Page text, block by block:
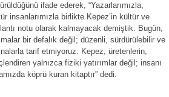
ifade ederek, “Yazarlarımızla,
insanlarımızla birlikte Kepez’in kültür ve
notu olarak kalmayacak demiştik. Bugün,
bir defalık değil; düzenli, sürdürülebilir ve
tarif etmiyoruz. Kepez; üretenlerin,
yalnızca fiziki yatırımlar değil; insanı
köprü kuran kitaptır” dedi.